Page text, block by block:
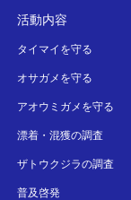
活動内容
タイマイを守る
オサガメを守る
アオウミガメを守る
漂着・混獲の調査
ザトウクジラの調査
普及啓発